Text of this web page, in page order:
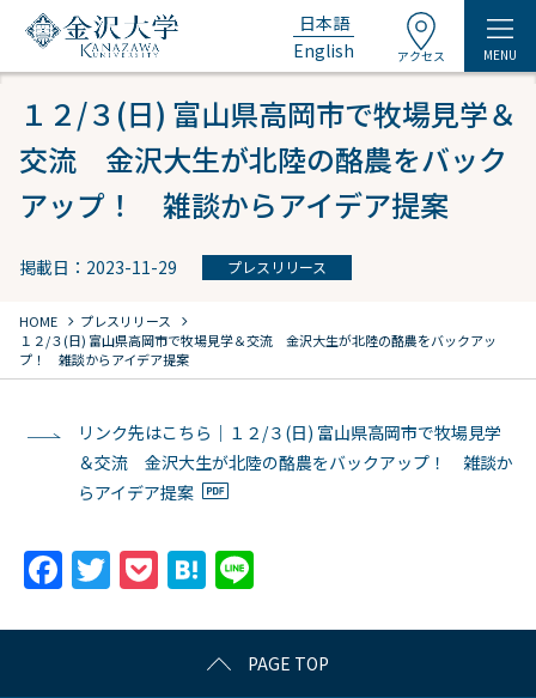
日本語
English
アクセス MENU
１２/３(日) 富山県高岡市で牧場見学＆
交流 金沢大生が北陸の酪農をバック
アップ！ 雑談からアイデア提案
掲載日：2023-11-29 プレスリリース
HOME chevron_right プレスリリース chevron_right
１２/３(日) 富山県高岡市で牧場見学＆交流 金沢大生が北陸の酪農をバックアッ
プ！ 雑談からアイデア提案
リンク先はこちら｜１２/３(日) 富山県高岡市で牧場見学
＆交流 金沢大生が北陸の酪農をバックアップ！ 雑談か
らアイデア提案
F
c
e
T
itt
er
P
c
k
H
e
n
e
PAGE TOP